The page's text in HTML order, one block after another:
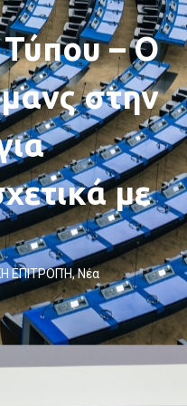
– Ο
στην
με
ΕΠΙΤΡΟΠΉ,Νέα